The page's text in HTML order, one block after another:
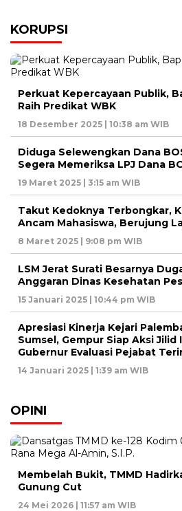
KORUPSI
Perkuat Kepercayaan Publik,
Raih Predikat WBK
18 Desember 2025 | 10:38 am WIB
Diduga Selewengkan Dana
Segera Memeriksa LPJ Dana
19 Maret 2025 | 3:15 am WIB
Takut Kedoknya Terbongkar,
Ancam Mahasiswa, Berujung
8 Maret 2025 | 9:08 pm WIB
LSM Jerat Surati Besarnya
Anggaran Dinas Kesehatan
15 Januari 2025 | 10:44 pm WIB
Apresiasi Kinerja Kejari
Sumsel, Gempur Siap Aksi
Gubernur Evaluasi Pejabat
14 Januari 2025 | 1:39 am WIB
OPINI
Membelah Bukit, TMMD
Gunung Cut
24 Mei 2026 | 11:57 am WIB